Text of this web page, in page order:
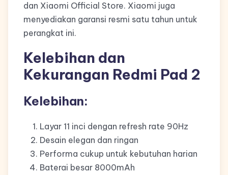
dan Xiaomi Official Store. Xiaomi juga
menyediakan garansi resmi satu tahun untuk
perangkat ini.
Kelebihan dan
Kekurangan Redmi Pad 2
Kelebihan:
Layar 11 inci dengan refresh rate 90Hz
Desain elegan dan ringan
Performa cukup untuk kebutuhan harian
Baterai besar 8000mAh